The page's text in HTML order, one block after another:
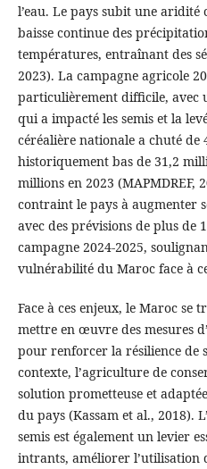
l’eau. Le pays subit une
baisse continue des
températures, entraînant des
2023). La campagne agricole
particulièrement difficile, avec
qui a impacté les semis et la
céréalière nationale a chuté
historiquement bas de 31,2
millions en 2023 (MAPMDREF,
contraint le pays à augmenter
avec des prévisions de plus de
campagne 2024-2025,
vulnérabilité du Maroc face à
Face à ces enjeux, le Maroc se
mettre en œuvre des mesures
pour renforcer la résilience de
contexte, l’agriculture de
solution prometteuse et
du pays (Kassam et al., 2018).
semis est également un levier
intrants, améliorer l’utilisation